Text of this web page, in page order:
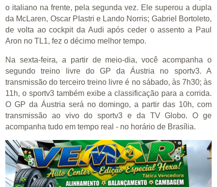
o italiano na frente, pela segunda vez. Ele superou a dupla
da McLaren, Oscar PIastri e Lando Norris; Gabriel Bortoleto,
de volta ao cockpit da Audi após ceder o assento a Paul
Aron no TL1, fez o décimo melhor tempo.
Na sexta-feira, a partir de meio-dia, você acompanha o
segundo treino livre do GP da Áustria no sportv3. A
transmissão do terceiro treino livre é no sábado, às 7h30; às
11h, o sportv3 também exibe a classificação para a corrida.
O GP da Áustria será no domingo, a partir das 10h, com
transmissão ao vivo do sportv3 e da TV Globo. O ge
acompanha tudo em tempo real - no horário de Brasília.